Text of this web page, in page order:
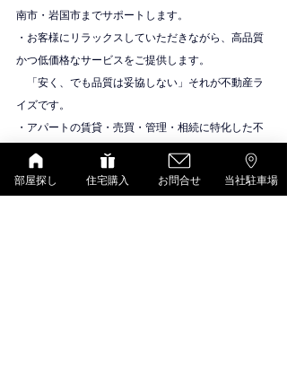
南市・岩国市までサポートします。
・お客様にリラックスしていただきながら、高品質
かつ低価格なサービスをご提供します。
「安く、でも品質は妥協しない」それが不動産ラ
イズです。
・アパートの賃貸・売買・管理・相続に特化した不
物件紹介
シャーメゾン（積水ハウス）
部屋探し 住宅購入 お問合せ 当社駐車場